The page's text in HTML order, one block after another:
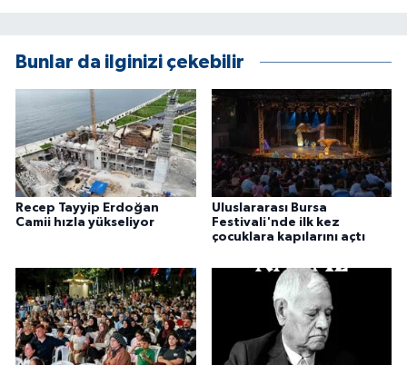
Bunlar da ilginizi çekebilir
Recep Tayyip Erdoğan
Camii hızla yükseliyor
Uluslararası Bursa
Festivali'nde ilk kez
çocuklara kapılarını açtı